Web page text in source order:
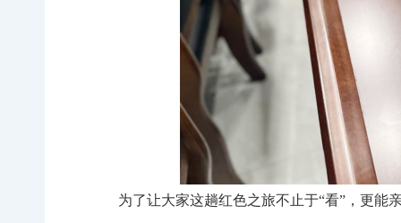
为了让大家这趟红色之旅不止于“看”，更能